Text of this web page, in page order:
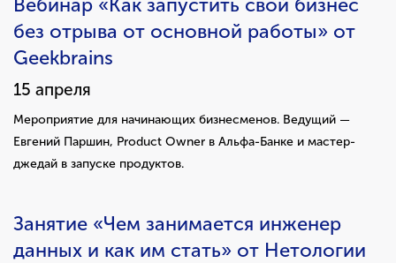
без отрыва от основной работы» от
Geekbrains
15 апреля
Мероприятие для начинающих бизнесменов. Ведущий —
Евгений Паршин, Product Owner в Альфа-Банке и мастер-
джедай в запуске продуктов.
Занятие «Чем занимается инженер
данных и как им стать» от Нетологии